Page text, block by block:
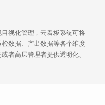
视化管理，云看板系统可将
数据、产出数据等各个维度
者高层管理者提供透明化、